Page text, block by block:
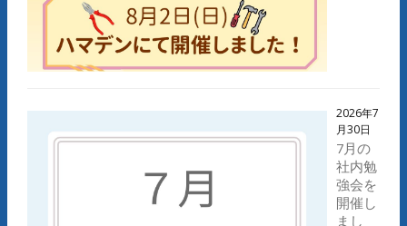
2026年7
月30日
7月の
社内勉
強会を
開催し
まし